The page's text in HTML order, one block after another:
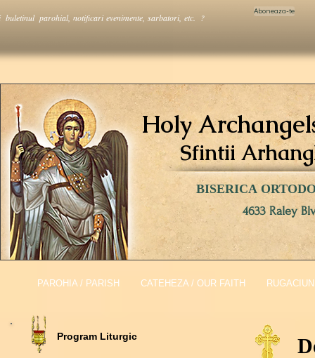
Sfintii
BISERICA
4633 Raley
Holy
PAROHIA / PARISH CATEHEZA / OUR FAITH
Program Liturgic
parohial, notificari evenimente, sarbatori, etc. ?
Aboneaza-te